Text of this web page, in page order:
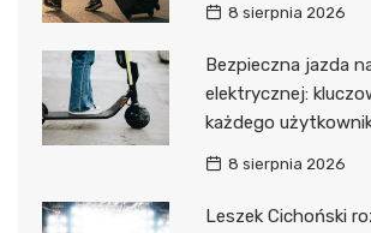
8 sierpnia 2026
Bezpieczna jazda
elektrycznej:
każdego
8 sierpnia 2026
Leszek Cichoński